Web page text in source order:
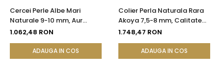
Cercei Perle Albe Mari
Naturale 9-10 mm, Aur
Galben 14K, Formă Buton,
1.062,48 RON
ADAUGA IN COS
Colier Perla Naturala Rara
Akoya 7,5-8 mm, Calitate
AAA+, Aur 14K | KASKADDA®
1.748,47 RON
ADAUGA IN COS